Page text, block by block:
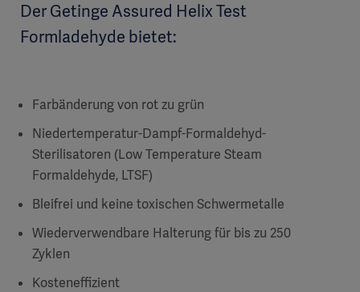
Der Getinge Assured Helix Test
Formladehyde bietet:
Farbänderung von rot zu grün
Niedertemperatur-Dampf-Formaldehyd-
Sterilisatoren (Low Temperature Steam
Formaldehyde, LTSF)
Bleifrei und keine toxischen Schwermetalle
Wiederverwendbare Halterung für bis zu 250
Zyklen
Kosteneffizient